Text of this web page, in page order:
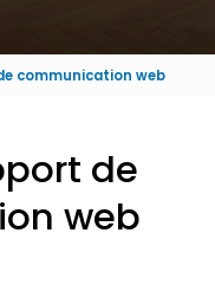
communication web
de
web